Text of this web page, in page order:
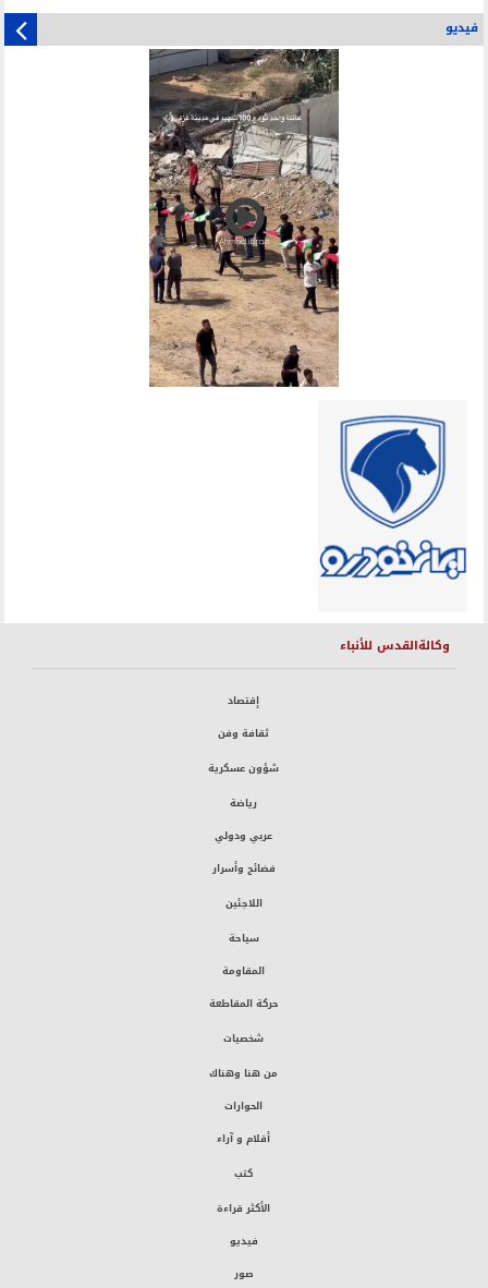
فيديو
وكالةالقدس للأنباء
إقتصاد
ثقافة وفن
شؤون عسكرية
رياضة
عربي ودولي
فضائح وأسرار
اللاجئين
سياحة
المقاومة
حركة المقاطعة
شخصيات
من هنا وهناك
الحوارات
أقلام و آراء
كتب
الأكثر قراءة
فيديو
صور